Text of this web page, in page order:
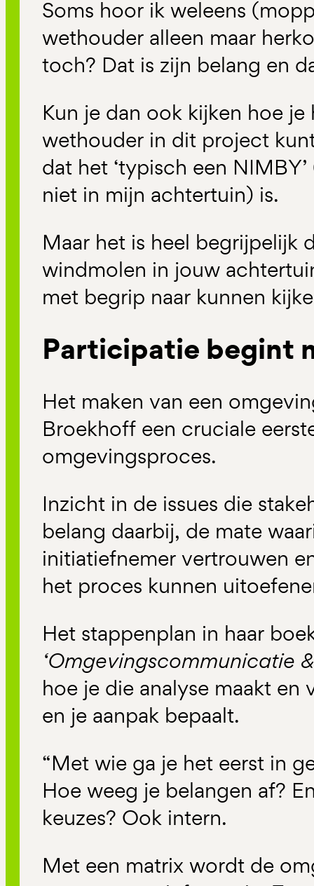
Soms hoor ik weleens
wethouder alleen maar
toch? Dat is zijn belang en
Kun je dan ook kijken hoe
wethouder in dit project
dat het ‘typisch een
niet in mijn achtertuin) is.
Maar het is heel begrijpelijk
windmolen in jouw
met begrip naar kunnen
Participatie begint
Het maken van een
Broekhoff een cruciale
omgevingsproces.
Inzicht in de issues die
belang daarbij, de mate
initiatiefnemer vertrouwen
het proces kunnen
Het stappenplan in haar
‘Omgevingscommunicatie
hoe je die analyse maakt en
en je aanpak bepaalt.
“Met wie ga je het eerst in
Hoe weeg je belangen af?
keuzes? Ook intern.
Met een matrix wordt de